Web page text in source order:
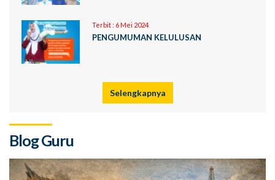
Terbit : 6 Mei 2024
PENGUMUMAN KELULUSAN
Selengkapnya
Blog Guru